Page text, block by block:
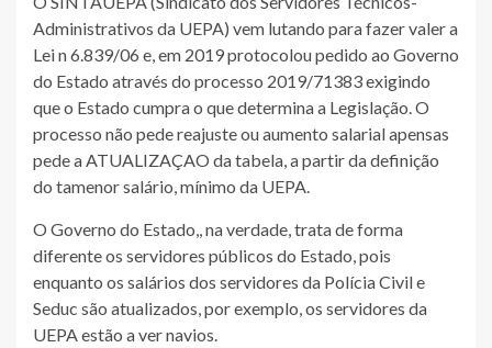
Administrativos da UEPA) vem lutando para fazer valer a
Lei n 6.839/06 e, em 2019 protocolou pedido ao Governo
do Estado através do processo 2019/71383 exigindo
que o Estado cumpra o que determina a Legislação. O
processo não pede reajuste ou aumento salarial apensas
pede a ATUALIZAÇAO da tabela, a partir da definição
do tamenor salário, mínimo da UEPA.
O Governo do Estado,, na verdade, trata de forma
diferente os servidores públicos do Estado, pois
enquanto os salários dos servidores da Polícia Civil e
Seduc são atualizados, por exemplo, os servidores da
UEPA estão a ver navios.